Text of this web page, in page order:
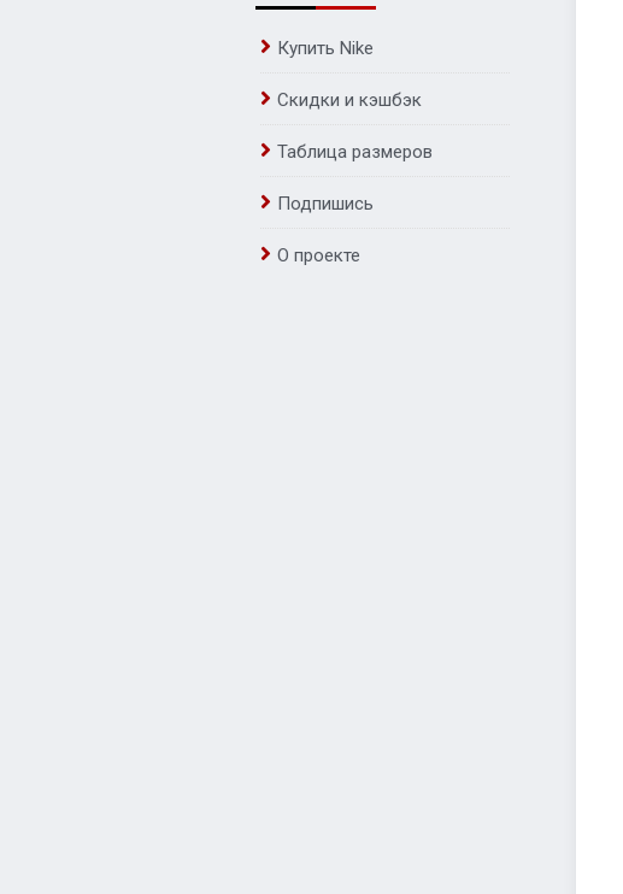
Купить Nike
Скидки и кэшбэк
Таблица размеров
Подпишись
О проекте